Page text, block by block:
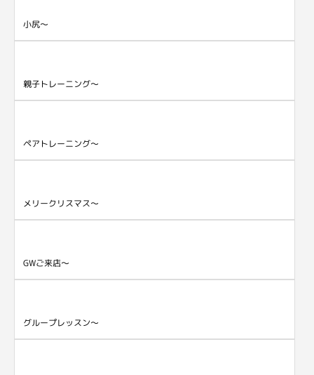
小尻～
親子トレーニング～
ペアトレーニング～
メリークリスマス～
GWご来店～
グループレッスン～